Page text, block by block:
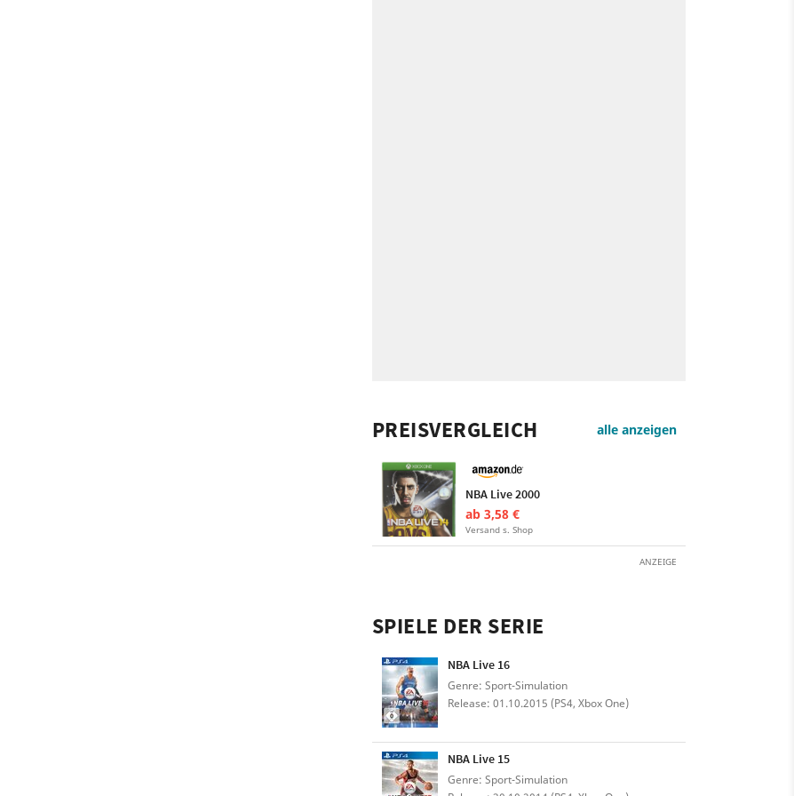
PREISVERGLEICH alle anzeigen
NBA Live 2000
ab 3,58 €
Versand s. Shop
ANZEIGE
SPIELE DER SERIE
NBA Live 16
Genre: Sport-Simulation
Release: 01.10.2015 (PS4, Xbox One)
NBA Live 15
Genre: Sport-Simulation